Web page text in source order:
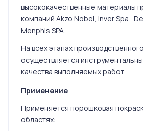
высококачественные материалы
компаний Akzo Nobel, Inver Spa.,
Menphis SPA.
На всех этапах
осуществляется
качества выполняемых работ.
Применение
Применяется порошковая
областях: